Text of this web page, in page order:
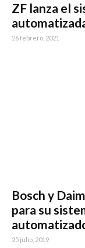
ZF lanza el
26 febrero, 2021
Bosch y
para su
25 julio, 2019